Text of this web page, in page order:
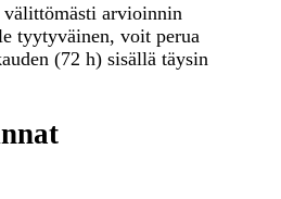
arvioinnin
tyytyväinen, voit perua
(72 h) sisällä täysin